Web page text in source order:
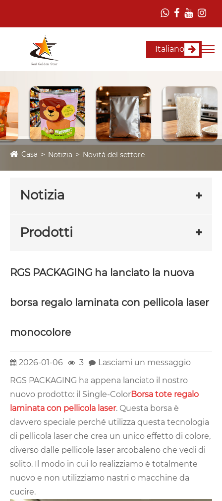
Italiano
Casa Notizia Novità del settore
Notizia
Prodotti
RGS PACKAGING ha lanciato la nuova
borsa regalo laminata con pellicola laser
monocolore
2026-01-06 3
Lasciami un messaggio
RGS PACKAGING ha appena lanciato il nostro
nuovo prodotto: il Single-ColorBorsa tote regalo
laminata con pellicola laser. Questa borsa è
davvero speciale perché utilizza questa tecnologia
di pellicola laser che crea un unico effetto di colore,
diverso dalle pellicole laser arcobaleno che vedi di
solito. Il modo in cui lo realizziamo è totalmente
nuovo e non utilizziamo nastri o macchine da
cucire.